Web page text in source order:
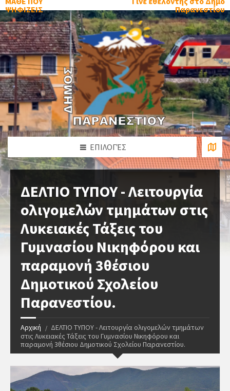
ΨΗΦΙΖΕΙΣ
Παρανεστίου
ΕΠΙΛΟΓΈΣ
ΔΕΛΤΙΟ ΤΥΠΟΥ - Λειτουργία
ολιγομελών τμημάτων στις
Λυκειακές Τάξεις του
Γυμνασίου Νικηφόρου και
παραμονή 3θέσιου
Δημοτικού Σχολείου
Παρανεστίου.
Αρχική
ΔΕΛΤΙΟ ΤΥΠΟΥ - Λειτουργία ολιγομελών τμημάτων
στις Λυκειακές Τάξεις του Γυμνασίου Νικηφόρου και
παραμονή 3θέσιου Δημοτικού Σχολείου Παρανεστίου.